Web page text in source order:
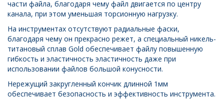
части файла, благодаря чему файл двигается по центру
канала, при этом уменьшая торсионную нагрузку.
На инструментах отсутствуют радиальные фаски,
благодаря чему он прекрасно режет, а специальный никель-
титановый сплав Gold обеспечивает файлу повышенную
гибкость и эластичность эластичность даже при
использовании файлов большой конусности.
Нережущий закругленный кончик длинной 1мм
обеспечивает безопасность и эффективность инструмента.